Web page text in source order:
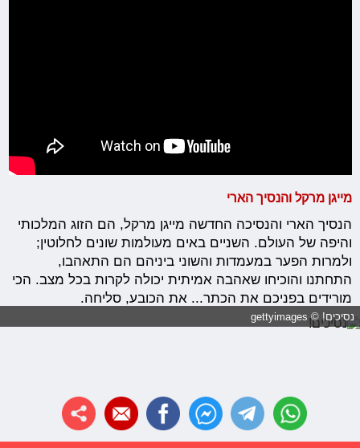
מייגן מרקל והנסיך הארי
הנסיך הארי והנסיכה החדשה מייגן מרקל, הם הזוג המלכותי
והיפה של העולם. השניים באים מעולמות שונים לחלוטין;
ולמרות הפער במעמדות והשוני ביניהם הם התאהבו,
התחתנו והוכיחו שאהבה אמיתית יכולה לקרות בכל מצב. הכי
מורידים בפניכם את הכתר... את הכובע, סליחה.
נסיכים! © gettyimages